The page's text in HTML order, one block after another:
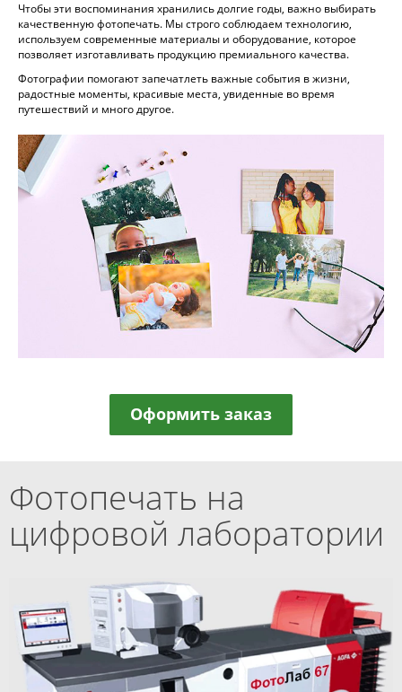
Чтобы эти воспоминания хранились долгие годы, важно выбирать
качественную фотопечать. Мы строго соблюдаем технологию,
используем современные материалы и оборудование, которое
позволяет изготавливать продукцию премиального качества.
Фотографии помогают запечатлеть важные события в жизни,
радостные моменты, красивые места, увиденные во время
путешествий и много другое.
Оформить заказ
Фотопечать на
цифровой лаборатории